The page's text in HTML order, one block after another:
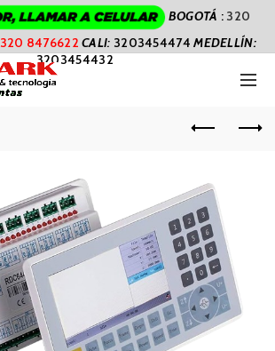
BOGOTÁ : 320
320 8476622 CALI: 3203454474MEDELLÍN:
3203454432